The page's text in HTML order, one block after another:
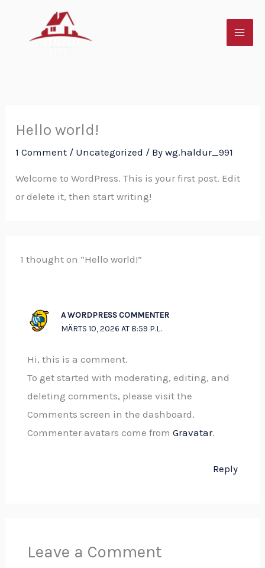
content
Hello world!
1 Comment / Uncategorized / Bywg.haldur_991
Welcome to WordPress. This is your first post. Edit
or delete it, then start writing!
1 thought on “Hello world!”
A WORDPRESS COMMENTER
MÄRTS 10, 2026 AT 8:59 P.L.
Hi, this is a comment.
To get started with moderating, editing, and
deleting comments, please visit the
Comments screen in the dashboard.
Commenter avatars come from Gravatar.
Reply
Leave a Comment